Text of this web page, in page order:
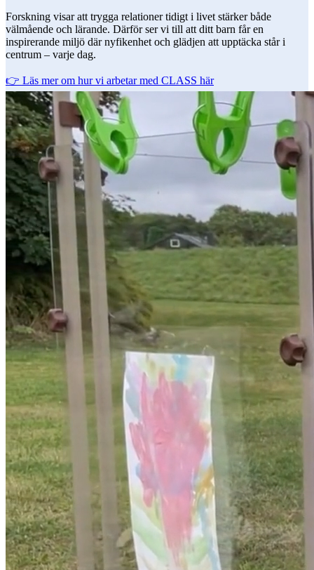
Forskning visar att trygga relationer tidigt i livet stärker både
välmående och lärande. Därför ser vi till att ditt barn får en
inspirerande miljö där nyfikenhet och glädjen att upptäcka står i
centrum – varje dag.
👉 Läs mer om hur vi arbetar med CLASS här